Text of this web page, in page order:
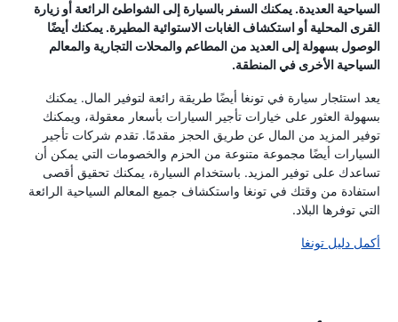
السياحية العديدة. يمكنك السفر بالسيارة إلى الشواطئ الرائعة أو زيارة
القرى المحلية أو استكشاف الغابات الاستوائية المطيرة. يمكنك أيضًا
الوصول بسهولة إلى العديد من المطاعم والمحلات التجارية والمعالم
السياحية الأخرى في المنطقة.
يعد استئجار سيارة في تونغا أيضًا طريقة رائعة لتوفير المال. يمكنك
بسهولة العثور على خيارات تأجير السيارات بأسعار معقولة، ويمكنك
توفير المزيد من المال عن طريق الحجز مقدمًا. تقدم شركات تأجير
السيارات أيضًا مجموعة متنوعة من الحزم والخصومات التي يمكن أن
تساعدك على توفير المزيد. باستخدام السيارة، يمكنك تحقيق أقصى
استفادة من وقتك في تونغا واستكشاف جميع المعالم السياحية الرائعة
التي توفرها البلاد.
أكمل دليل تونغا